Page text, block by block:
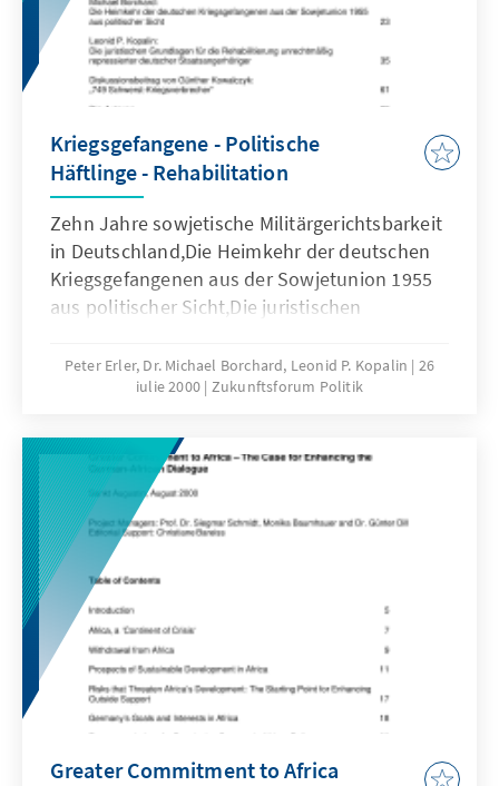
Kriegsgefangene - Politische
Häftlinge - Rehabilitation
Zehn Jahre sowjetische Militärgerichtsbarkeit
in Deutschland,Die Heimkehr der deutschen
Kriegsgefangenen aus der Sowjetunion 1955
aus politischer Sicht,Die juristischen
unrechtmäßigrepressierter deutscher
Staatsangehöriger
Peter Erler, Dr. Michael Borchard, Leonid P. Kopalin
26
iulie 2000 Zukunftsforum Politik
Greater Commitment to Africa